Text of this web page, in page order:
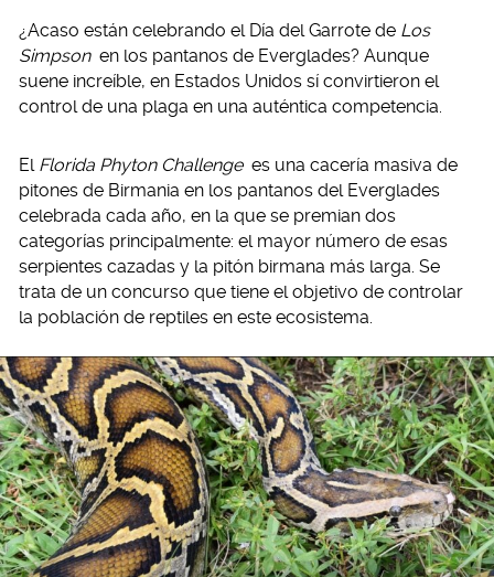
¿Acaso están celebrando el Día del Garrote de Los
Simpson en los pantanos de Everglades? Aunque
suene increíble, en Estados Unidos sí convirtieron el
control de una plaga en una auténtica competencia.
El Florida Phyton Challenge es una cacería masiva de
pitones de Birmania en los pantanos del Everglades
celebrada cada año, en la que se premian dos
categorías principalmente: el mayor número de esas
serpientes cazadas y la pitón birmana más larga. Se
trata de un concurso que tiene el objetivo de controlar
la población de reptiles en este ecosistema.